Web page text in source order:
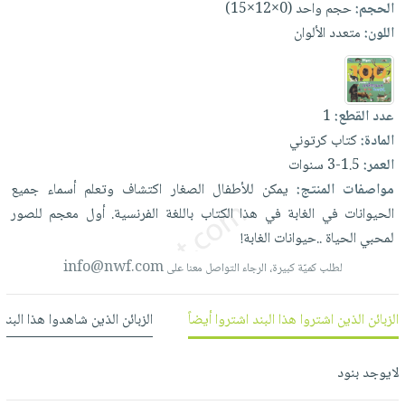
العناية
بالأسنان
الحمية
والتغذية
أدوات
المائدة
الأوعية
والتخزين
أدوات
المطبخ
الأكثر
مبيعاً
العودة
للمدارس
اكسسوارات
كتب
اكسسوارات
منزلية
اكسسوارات
ملابس
مطرزات
حلي
بالذات
شحن
مجاني
بنود
مختارة
اشتراكات
كل
الاشتراكات
صندوق
القراءة
iKitab
حدود
بحث
متقدم
نيل
عن
الشركة
الشركة
حسابك
الأمنيات
الحجم:حجم واحد (0×12×15)
اللون:متعدد الألوان
عدد القطع:1
المادة:كتاب كرتوني
العمر:1.5-3 سنوات
مواصفات المنتج: يمكن للأطفال الصغار اكتشاف وتعلمأسماءجميع
الحيوانات في الغابة في هذاالكتابباللغة الفرنسية.أول معجم للصور
لمحبي الحياة..حيوانات الغابة!
لطلب كميّة كبيرة، الرجاء التواصل معنا علىinfo@nwf.com
الزبائن الذين اشتروا هذا البند اشتروا أيضاً الزبائن الذين شاهدوا هذا
لايوجد بنود